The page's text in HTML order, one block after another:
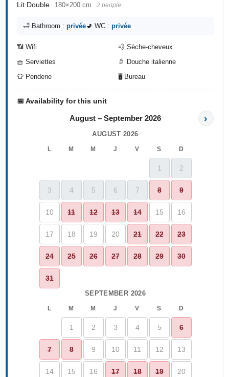
Lit Double
180×200 cm 2 people
🛁 Bathroom :privée🚽 WC :privée
📶 Wifi
💨 Sèche-cheveux
🧺 Serviettes
🚿 Douche italienne
👕 Penderie
🖥️ Bureau
📅 Availability for this unit
August – September 2026 ›
AUGUST 2026
L M M J V S D
1 2
3 4 5 6 7 8 9
10 11 12 13 14 15 16
17 18 19 20 21 22 23
24 25 26 27 28 29 30
31
SEPTEMBER 2026
L M M J V S D
1 2 3 4 5 6
7 8 9 10 11 12 13
14 15 16 17 18 19 20